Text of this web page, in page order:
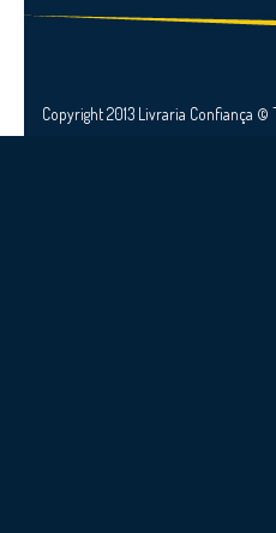
Copyright 2013 Livraria Confiança ©